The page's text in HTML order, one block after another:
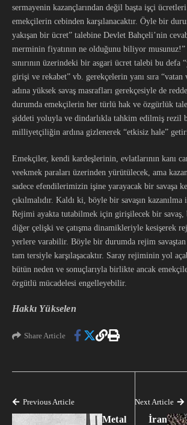
sermayenin kazançlarından değil başta işçi
emekçilerin cebinden karşılanacaktır. Öyle bir
yakışan bir ücret” talebine Devlet Bahçeli’nin
merminin fiyatının ne olduğunu biliyor musunuz!”
sınırının üzerindeki bir asgari ücret talebi bu defa
girişi ve rekabet” vb. gerekçelerin yanı sıra “vatan
adına yüksek savaş masrafları gerekçesiyle de
durumda emekçilerin her türlü hak ve özgürlük
şiddeti yoluyla ve dindarlıkla tahkim edilmiş rezil
milliyetçiliğin ardına gizlenerek “etkisiz hale”
Emekçiler, kendi kardeşlerinin, evlatlarının kanı
veekmek paraları üzerinden yürütülecek, ama
sadece efendilerimizin işine yarayacak bir savaşa
çıkılmalıdır. Kaldı ki, böyle bir savaşın
Rejimi ayakta tutabilmek için girişilecek bir savaş,
diğer çelişki ve çatışma dinamikleriyle kesişerek
yerlere varabilir. Böyle bir durumda rejim savaştan
tam tersiyle karşılaşacaktır. Saray rejiminin yol
bütün neden ve sonuçlarıyla birlikte ancak
örgütlü mücadelesi engelleyebilir.
Hakkı Yükselen
Share Article
Previous Article
Metal
Next Article
İran